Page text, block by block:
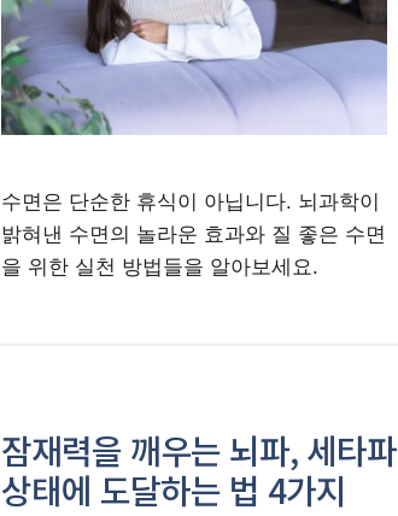
수면은 단순한 휴식이 아닙니다. 뇌과학이
밝혀낸 수면의 놀라운 효과와 질 좋은 수면
을 위한 실천 방법들을 알아보세요.
잠재력을 깨우는 뇌파, 세타파
상태에 도달하는 법 4가지